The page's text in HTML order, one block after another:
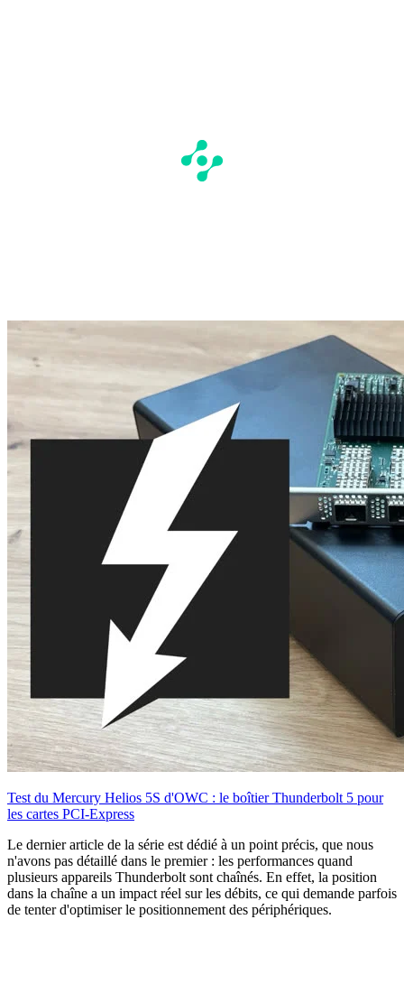
Test du Mercury Helios 5S d'OWC : le boîtier Thunderbolt 5 pour
les cartes PCI-Express
Le dernier article de la série est dédié à un point précis, que nous
n'avons pas détaillé dans le premier : les performances quand
plusieurs appareils Thunderbolt sont chaînés. En effet, la position
dans la chaîne a un impact réel sur les débits, ce qui demande parfois
de tenter d'optimiser le positionnement des périphériques.